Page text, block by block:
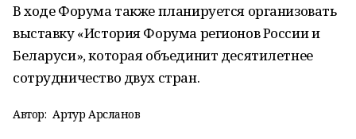
В ходе Форума также планируется организовать
выставку «История Форума регионов России и
Беларуси», которая объединит десятилетнее
сотрудничество двух стран.
Автор: Артур Арсланов